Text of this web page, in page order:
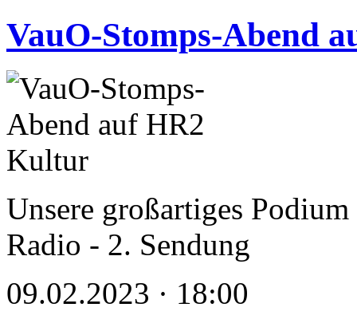
VauO-Stomps-Abend
Unsere großartiges
Radio - 2. Sendung
09.02.2023 · 18:00